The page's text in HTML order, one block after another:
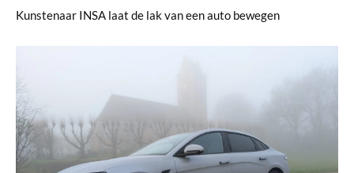
Kunstenaar INSA laat de lak van een auto bewegen